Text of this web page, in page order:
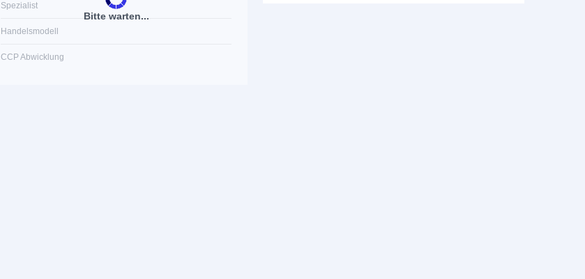
Bitte warten...
Spezialist
Handelsmodell
CCP Abwicklung